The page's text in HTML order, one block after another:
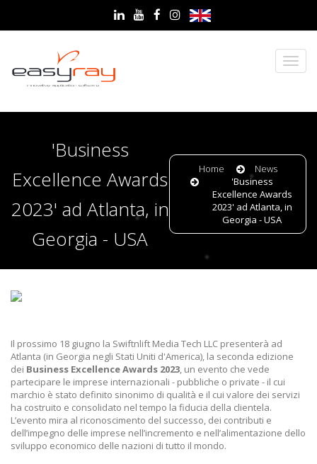
'Business
Excellence Awards
2023' ad Atlanta, in
Georgia - USA
Home
News
'Business
Excellence Awards
2023' ad Atlanta, in
Georgia - USA
Il prossimo 18 giugno la Swiftnlift Media Tech LLC presenterà ad
Atlanta (in Georgia negli Stati Uniti d'America), la seconda edizione
dei Business Excellence Awards 2023, un evento che vede
partecipare le imprese internazionali - pubbliche o private - il cui
marchio è stato definito sinonimo di qualità e il cui valore dei servizi
ha costruito e consolidato nel tempo la fiducia della clientela.
L’evento mira al riconoscimento del successo, dei contributi e
dell’impegno delle imprese nell’incremento e nell’alimentazione dello
sviluppo economico delle nazioni di tutto il mondo.